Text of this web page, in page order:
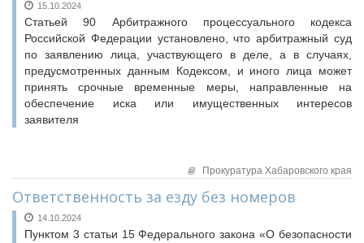
15.10.2024
Статьей 90 Арбитражного процессуального кодекса
Российской Федерации установлено, что арбитражный суд
по заявлению лица, участвующего в деле, а в случаях,
предусмотренных данным Кодексом, и иного лица может
принять срочные временные меры, направленные на
обеспечение иска или имущественных интересов
заявителя
Прокуратура Хабаровского края
Ответственность за езду без номеров
14.10.2024
Пунктом 3 статьи 15 Федерального закона «О безопасности